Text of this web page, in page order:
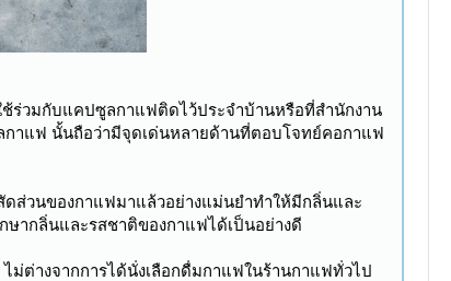
ช้ร่วมกับแคปซูลกาแฟติดไว้ประจำบ้านหรือที่สำนักงาน
กาแฟ นั้นถือว่ามีจุดเด่นหลายด้านที่ตอบโจทย์คอกาแฟ
ส่วนของกาแฟมาแล้วอย่างแม่นยำทำให้มีกลิ่นและ
ากลิ่นและรสชาติของกาแฟได้เป็นอย่างดี
ม่ต่างจากการได้นั่งเลือกดื่มกาแฟในร้านกาแฟทั่วไป